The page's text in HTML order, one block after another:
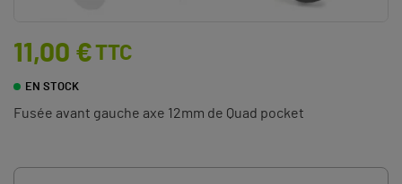
11,00 €TTC
EN STOCK
Fusée avant gauche axe 12mm de Quad pocket